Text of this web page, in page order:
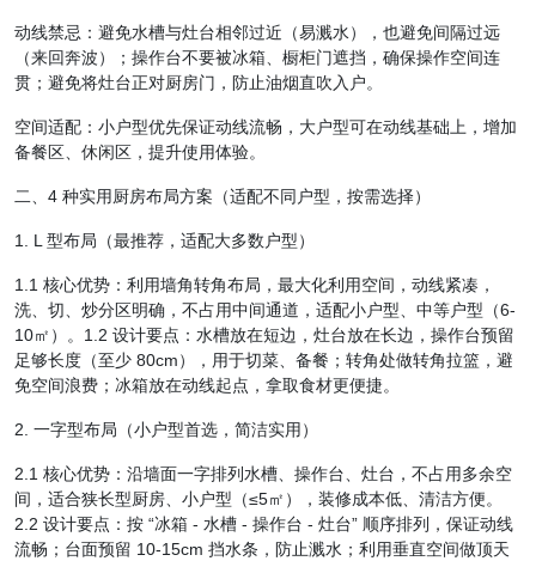
动线禁忌：避免水槽与灶台相邻过近（易溅水），也避免间隔过远
（来回奔波）；操作台不要被冰箱、橱柜门遮挡，确保操作空间连
贯；避免将灶台正对厨房门，防止油烟直吹入户。
空间适配：小户型优先保证动线流畅，大户型可在动线基础上，增加
备餐区、休闲区，提升使用体验。
二、4 种实用厨房布局方案（适配不同户型，按需选择）
1. L 型布局（最推荐，适配大多数户型）
1.1 核心优势：利用墙角转角布局，最大化利用空间，动线紧凑，
洗、切、炒分区明确，不占用中间通道，适配小户型、中等户型（6-
10㎡）。1.2 设计要点：水槽放在短边，灶台放在长边，操作台预留
足够长度（至少 80cm），用于切菜、备餐；转角处做转角拉篮，避
免空间浪费；冰箱放在动线起点，拿取食材更便捷。
2. 一字型布局（小户型首选，简洁实用）
2.1 核心优势：沿墙面一字排列水槽、操作台、灶台，不占用多余空
间，适合狭长型厨房、小户型（≤5㎡），装修成本低、清洁方便。
2.2 设计要点：按 “冰箱 - 水槽 - 操作台 - 灶台” 顺序排列，保证动线
流畅；台面预留 10-15cm 挡水条，防止溅水；利用垂直空间做顶天